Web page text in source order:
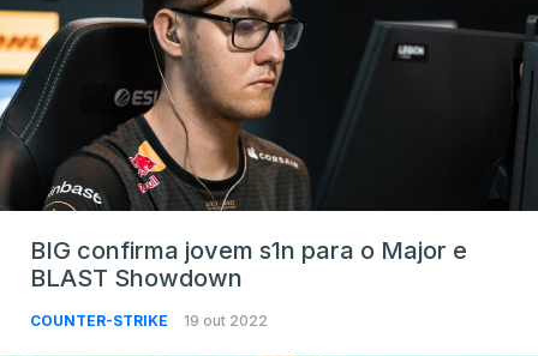
BIG confirma jovem s1n para o Major e
BLAST Showdown
COUNTER-STRIKE 19 out 2022